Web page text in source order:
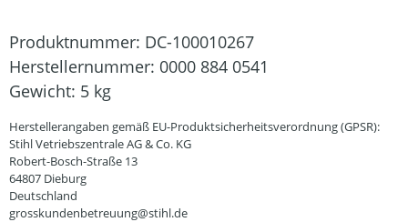
Produktnummer: DC-100010267
Herstellernummer: 0000 884 0541
Gewicht: 5 kg
Herstellerangaben gemäß EU-Produktsicherheitsverordnung (GPSR):
Stihl Vetriebszentrale AG & Co. KG
Robert-Bosch-Straße 13
64807 Dieburg
Deutschland
grosskundenbetreuung@stihl.de